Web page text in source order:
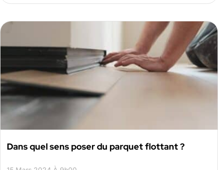
Dans quel sens poser du parquet flottant ?